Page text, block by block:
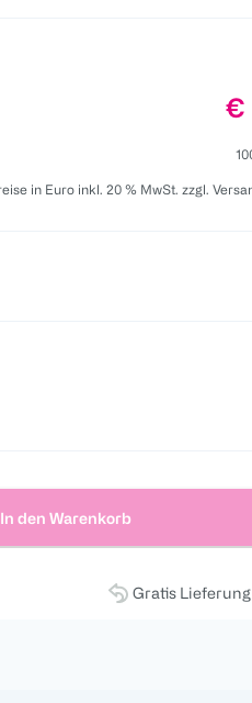
€
in Euro inkl. 20 % MwSt. zzgl.
In den Warenkorb
Gratis